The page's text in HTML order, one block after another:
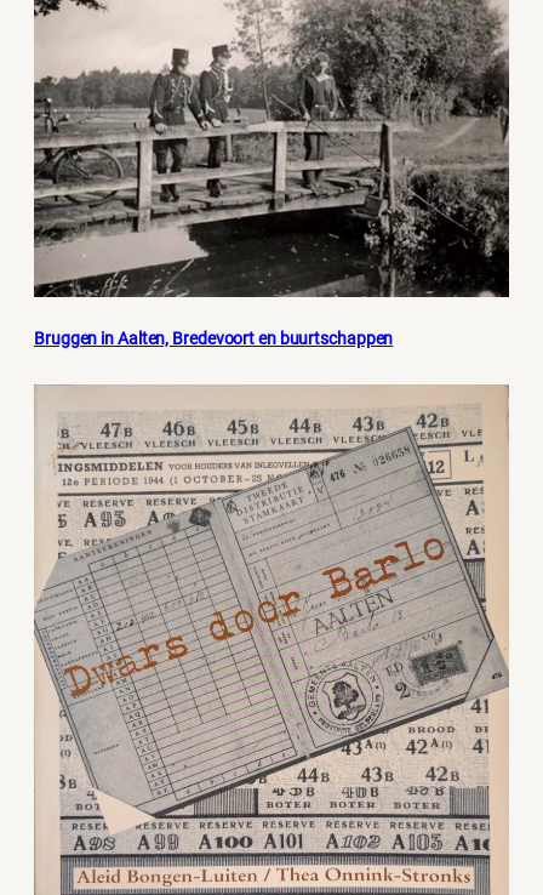
Bruggen in Aalten, Bredevoort en buurtschappen